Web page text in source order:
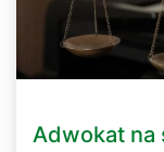
Adwokat na